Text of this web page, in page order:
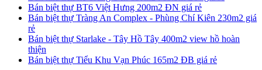
Bán biệt thự BT6 Việt Hưng 200m2 ĐN giá rẻ
Bán biệt thự Tràng An Complex - Phùng Chí Kiên 230m2 giá
rẻ
Bán biệt thự Starlake - Tây Hồ Tây 400m2 view hồ hoàn
thiện
Bán biệt thự Tiểu Khu Vạn Phúc 165m2 ĐB giá rẻ